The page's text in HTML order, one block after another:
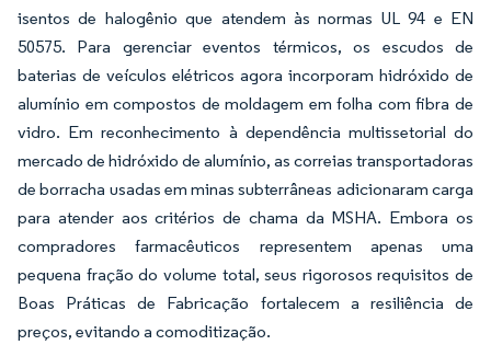
isentos de halogênio que atendem às normas UL 94 e EN
50575. Para gerenciar eventos térmicos, os escudos de
baterias de veículos elétricos agora incorporam hidróxido de
alumínio em compostos de moldagem em folha com fibra de
vidro. Em reconhecimento à dependência multissetorial do
mercado de hidróxido de alumínio, as correias transportadoras
de borracha usadas em minas subterrâneas adicionaram carga
para atender aos critérios de chama da MSHA. Embora os
compradores farmacêuticos representem apenas uma
pequena fração do volume total, seus rigorosos requisitos de
Boas Práticas de Fabricação fortalecem a resiliência de
preços, evitando a comoditização.